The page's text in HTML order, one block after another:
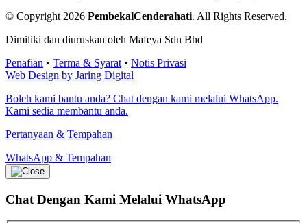
© Copyright 2026 PembekalCenderahati. All Rights Reserved.
Dimiliki dan diuruskan oleh Mafeya Sdn Bhd
Penafian • Terma & Syarat • Notis Privasi
Web Design by Jaring Digital
Boleh kami bantu anda? Chat dengan kami melalui WhatsApp.
Kami sedia membantu anda.
Pertanyaan & Tempahan
WhatsApp & Tempahan
Chat Dengan Kami Melalui WhatsApp